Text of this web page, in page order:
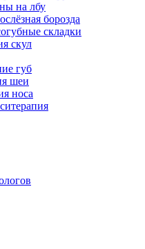
на лбу
борозда
складки
скул
губ
шеи
носа